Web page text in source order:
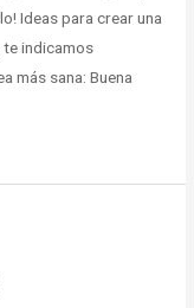
Ideas para crear una
te indicamos
más sana: Buena